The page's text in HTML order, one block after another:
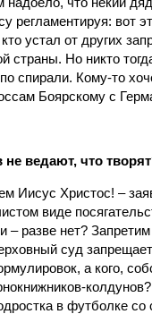
регламентируя: вот
устал от других
страны. Но никто
спирали. Кому-то
Боярскому с
ведают, что
Иисус Христос! –
виде
– разве нет?
суд
а кого,
в футболке со